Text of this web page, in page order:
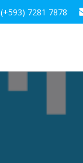
(+593) 7281 7878